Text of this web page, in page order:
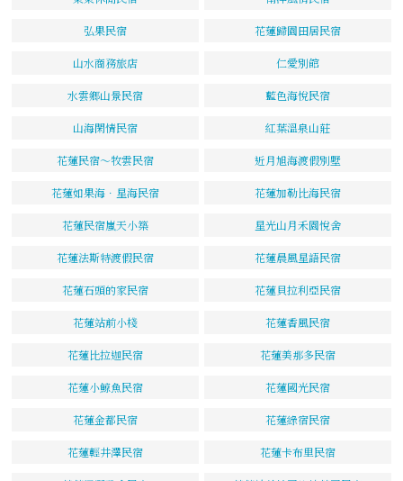
弘果民宿 花蓮歸園田居民宿
山水商務旅店 仁愛別館
水雲鄉山景民宿 藍色海悅民宿
山海閑情民宿 紅葉溫泉山莊
花蓮民宿～牧雲民宿 近月旭海渡假別墅
花蓮如果海．星海民宿 花蓮加勒比海民宿
花蓮民宿嵐天小築 星光山月禾園悅舍
花蓮法斯特渡假民宿 花蓮晨風星語民宿
花蓮石頭的家民宿 花蓮貝拉利亞民宿
花蓮站前小棧 花蓮香風民宿
花蓮比拉迦民宿 花蓮美那多民宿
花蓮小鯨魚民宿 花蓮國光民宿
花蓮金都民宿 花蓮綠宿民宿
花蓮輕井澤民宿 花蓮卡布里民宿